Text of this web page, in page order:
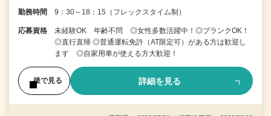
勤務時間 9：30～18：15（フレックスタイム制）
応募資格
未経験OK 年齢不問 ◎女性多数活躍中！◎ブランクOK！
◎直行直帰 ◎普通運転免許（AT限定可）がある方は歓迎し
ます ◎自家用車が使える方大歓迎！
後で見る 詳細を見る